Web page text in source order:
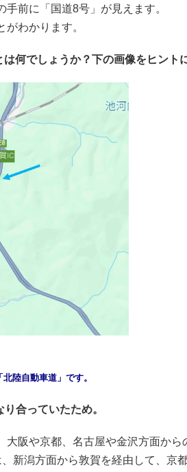
前に「国道8号」が見えます。
わかります。
何でしょうか？下の画像をヒント
陸自動車道」です。
合っていたため。
阪や京都、名古屋や金沢方面から
新潟方面から敦賀を経由して、京